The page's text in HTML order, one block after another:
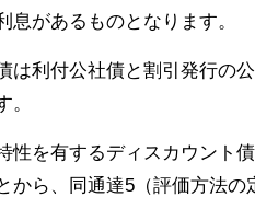
息があるものとなります。
は利付公社債と割引発行の
。
性を有するディスカウント
から、同通達5（評価方法